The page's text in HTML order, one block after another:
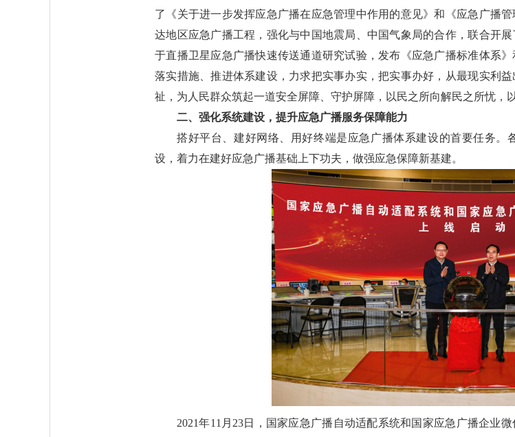
了《关于进一步发挥应急广播在应急管理中作用的意见》和《应急广播
达地区应急广播工程，强化与中国地震局、中国气象局的合作，联合开
于直播卫星应急广播快速传送通道研究试验，发布《应急广播标准体系
落实措施、推进体系建设，力求把实事办实，把实事办好，从最现实利
祉，为人民群众筑起一道安全屏障、守护屏障，以民之所向解民之所忧，
二、强化系统建设，提升应急广播服务保障能力
搭好平台、建好网络、用好终端是应急广播体系建设的首要任务
设，着力在建好应急广播基础上下功夫，做强应急保障新基建。
2021年11月23日，国家应急广播自动适配系统和国家应急广播企业